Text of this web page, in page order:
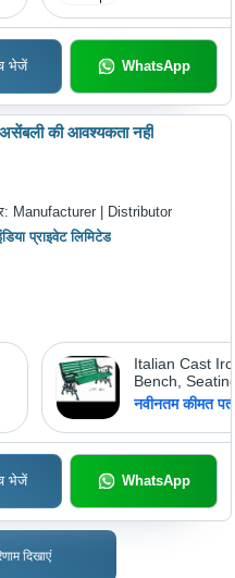
भेजें WhatsApp
की आवश्यकता नहीं
Manufacturer | Distributor
प्राइवेट लिमिटेड
Italian Cast
Bench,
Capacity: 3
नवीनतम कीमत
भेजें WhatsApp
दिखाएं